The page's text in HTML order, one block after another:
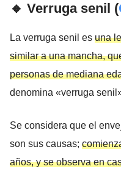
🔸 Verruga senil (
La verruga senil es una
similar a una mancha,
personas de mediana
denomina «verruga
Se considera que el
son sus causas;
años, y se observa en